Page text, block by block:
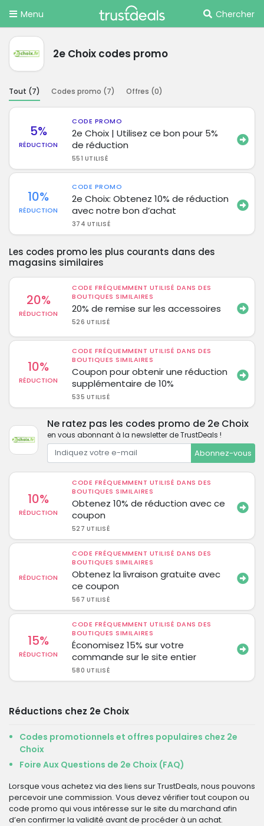
Menu Chercher
2e Choix codes promo
Tout (7) Codes promo (7) Offres (0)
5%
RÉDUCTION
CODE PROMO
2e Choix | Utilisez ce bon pour 5%
de réduction
551 UTILISÉ
10%
RÉDUCTION
CODE PROMO
2e Choix: Obtenez 10% de réduction
avec notre bon d’achat
374 UTILISÉ
Les codes promo les plus courants dans des
magasins similaires
20%
RÉDUCTION
CODE FRÉQUEMMENT UTILISÉ DANS DES
BOUTIQUES SIMILAIRES
20% de remise sur les accessoires
526 UTILISÉ
10%
RÉDUCTION
CODE FRÉQUEMMENT UTILISÉ DANS DES
BOUTIQUES SIMILAIRES
Coupon pour obtenir une réduction
supplémentaire de 10%
535 UTILISÉ
Ne ratez pas les codes promo de 2e Choix
en vous abonnant à la newsletter de TrustDeals !
Abonnez-vous
10%
RÉDUCTION
CODE FRÉQUEMMENT UTILISÉ DANS DES
BOUTIQUES SIMILAIRES
Obtenez 10% de réduction avec ce
coupon
527 UTILISÉ
RÉDUCTION
CODE FRÉQUEMMENT UTILISÉ DANS DES
BOUTIQUES SIMILAIRES
Obtenez la livraison gratuite avec
ce coupon
567 UTILISÉ
15%
RÉDUCTION
CODE FRÉQUEMMENT UTILISÉ DANS DES
BOUTIQUES SIMILAIRES
Économisez 15% sur votre
commande sur le site entier
580 UTILISÉ
Réductions chez 2e Choix
Codes promotionnels et offres populaires chez 2e
Choix
Foire Aux Questions de 2e Choix (FAQ)
Lorsque vous achetez via des liens sur TrustDeals, nous pouvons
percevoir une commission. Vous devez vérifier tout coupon ou
code promo qui vous intéresse sur le site du marchand afin
d’en confirmer la validité avant de procéder à un achat.